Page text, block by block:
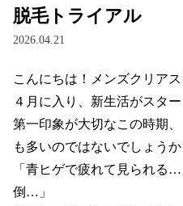
脱毛トライアル
2026.04.21
こんにちは！メンズクリアス
４月に入り、新生活がスター
第一印象が大切なこの時期
も多いのではないでしょうか
「青ヒゲで疲れて見られる
倒…」